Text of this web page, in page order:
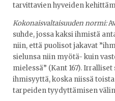
tarvittavien hyveiden
Kokonaisvaltaisuuden normi:
suhde, jossa kaksi ihmistä
niin, että puolisot jakavat
sielunsa niin myötä- kuin
mielessä” (Kant 167).
ihmisyyttä, koska niissä
tarpeiden tyydyttämisen